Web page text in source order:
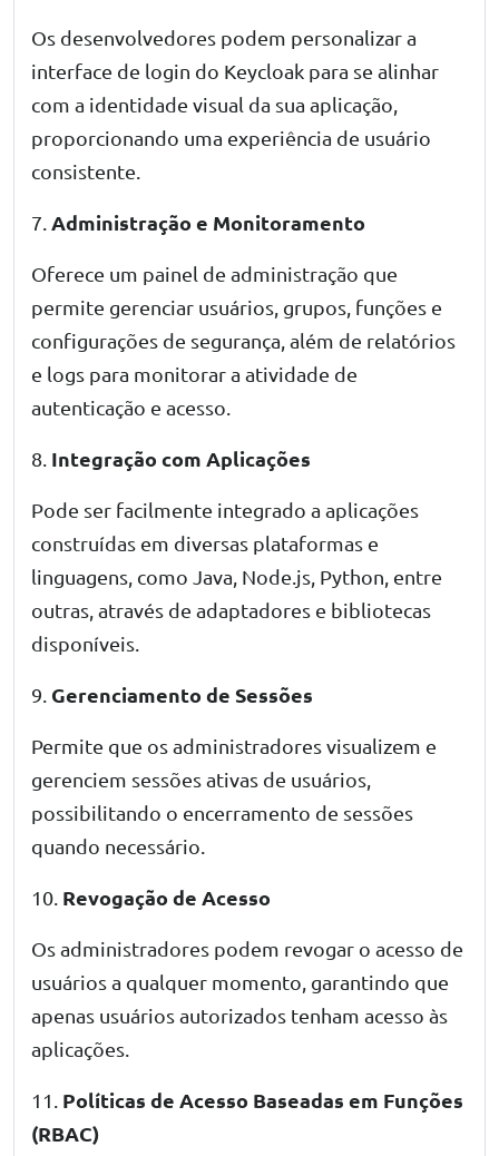
Os desenvolvedores podem personalizar a
interface de login do Keycloak para se alinhar
com a identidade visual da sua aplicação,
proporcionando uma experiência de usuário
consistente.
7. Administração e Monitoramento
Oferece um painel de administração que
permite gerenciar usuários, grupos, funções e
configurações de segurança, além de relatórios
e logs para monitorar a atividade de
autenticação e acesso.
8. Integração com Aplicações
Pode ser facilmente integrado a aplicações
construídas em diversas plataformas e
linguagens, como Java, Node.js, Python, entre
outras, através de adaptadores e bibliotecas
disponíveis.
9. Gerenciamento de Sessões
Permite que os administradores visualizem e
gerenciem sessões ativas de usuários,
possibilitando o encerramento de sessões
quando necessário.
10. Revogação de Acesso
Os administradores podem revogar o acesso de
usuários a qualquer momento, garantindo que
apenas usuários autorizados tenham acesso às
aplicações.
11. Políticas de Acesso Baseadas em Funções
(RBAC)